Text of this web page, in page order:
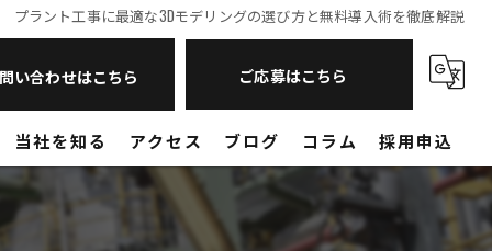
プラント工事に最適な3Dモデリングの選び方と無料導入術を徹底解説
い合わせはこちら ご応募はこちら
当社を知る
現場作業員
アクセス ブログ コラム 採用申込